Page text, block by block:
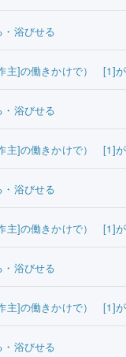
・浴びせる
作主]の働きかけで） [1]
・浴びせる
作主]の働きかけで） [1]
・浴びせる
作主]の働きかけで） [1]
・浴びせる
作主]の働きかけで） [1]
・浴びせる